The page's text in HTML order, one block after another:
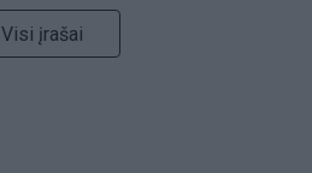
Visi įrašai